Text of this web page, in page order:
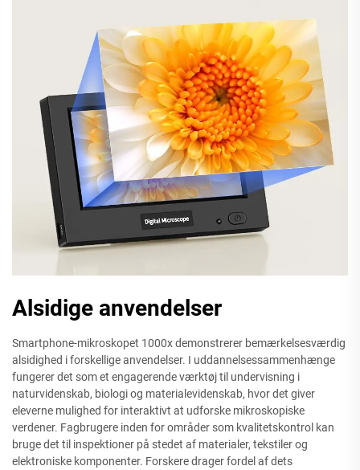
Alsidige anvendelser
Smartphone-mikroskopet 1000x demonstrerer bemærkelsesværdig
alsidighed i forskellige anvendelser. I uddannelsessammenhænge
fungerer det som et engagerende værktøj til undervisning i
naturvidenskab, biologi og materialevidenskab, hvor det giver
eleverne mulighed for interaktivt at udforske mikroskopiske
verdener. Fagbrugere inden for områder som kvalitetskontrol kan
bruge det til inspektioner på stedet af materialer, tekstiler og
elektroniske komponenter. Forskere drager fordel af dets